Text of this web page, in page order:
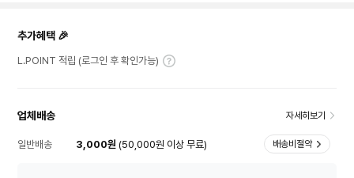
추가혜택 🎉
L.POINT 적립 (로그인 후 확인가능)
업체배송 자세히보기
일반배송 3,000원 (50,000원 이상 무료) 배송비절약